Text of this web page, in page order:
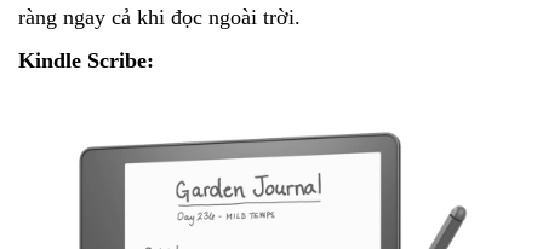
ràng ngay cả khi đọc ngoài trời.
Kindle Scribe: